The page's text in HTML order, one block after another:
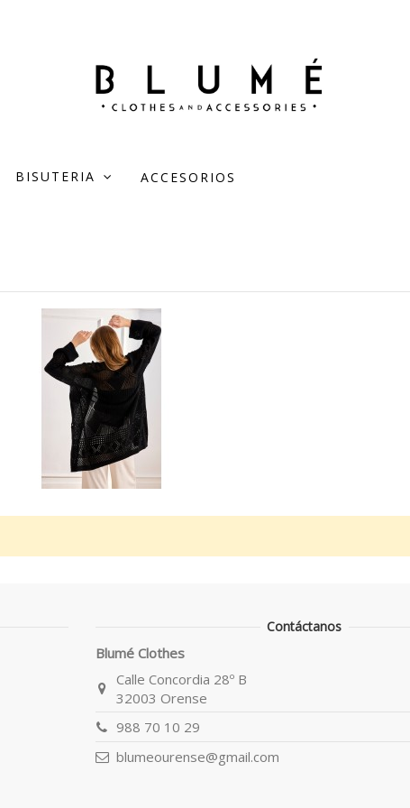
BISUTERIA ACCESORIOS
Contáctanos
Blumé Clothes
Calle Concordia 28º B
32003 Orense
988 70 10 29
blumeourense@gmail.com